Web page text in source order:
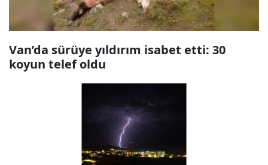
Van’da sürüye yıldırım isabet etti: 30
koyun telef oldu